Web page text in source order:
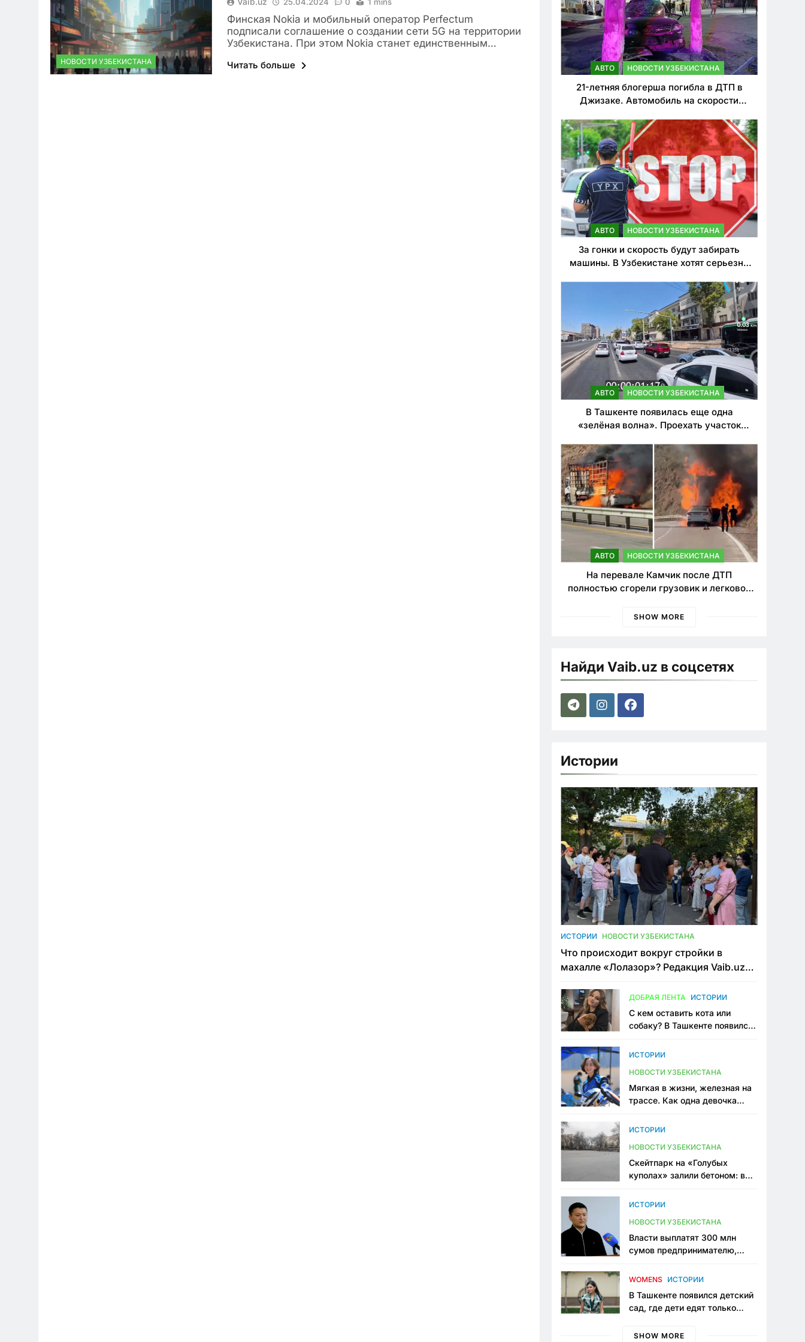
НОВОСТИ УЗБЕКИСТАНА
Финская Nokia и мобильный оператор Perfectum
подписали соглашение о создании сети 5G на территории
Узбекистана. При этом Nokia станет единственным…
Читать больше АВТО НОВОСТИ УЗБЕКИСТАНА
21-летняя блогерша погибла в ДТП в
Джизаке. Автомобиль на скорости
АВТО НОВОСТИ УЗБЕКИСТАНА
За гонки и скорость будут забирать
машины. В Узбекистане хотят серьезно
АВТО НОВОСТИ УЗБЕКИСТАНА
В Ташкенте появилась еще одна
«зелёная волна». Проехать участок
АВТО НОВОСТИ УЗБЕКИСТАНА
На перевале Камчик после ДТП
полностью сгорели грузовик и легковой
SHOW MORE
Найди Vaib.uz в соцсетях
Истории
ИСТОРИИ НОВОСТИ УЗБЕКИСТАНА
Что происходит вокруг стройки в
махалле «Лолазор»? Редакция Vaib.uz
конфликта
ДОБРАЯ ЛЕНТА ИСТОРИИ
С кем оставить кота или
собаку? В Ташкенте появился
ИСТОРИИ
НОВОСТИ УЗБЕКИСТАНА
Мягкая в жизни, железная на
трассе. Как одна девочка
Узбекистане
ИСТОРИИ
НОВОСТИ УЗБЕКИСТАНА
Скейтпарк на «Голубых
куполах» залили бетоном: в
одно общественное
ИСТОРИИ
НОВОСТИ УЗБЕКИСТАНА
Власти выплатят 300 млн
сумов предпринимателю,
тюрьме по незаконному
WOMENS ИСТОРИИ
В Ташкенте появился детский
сад, где дети едят только
мама, которая устала просить
SHOW MORE